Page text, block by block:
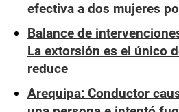
efectiva a dos mujeres
Balance de
La extorsión es el único
reduce
Arequipa: Conductor